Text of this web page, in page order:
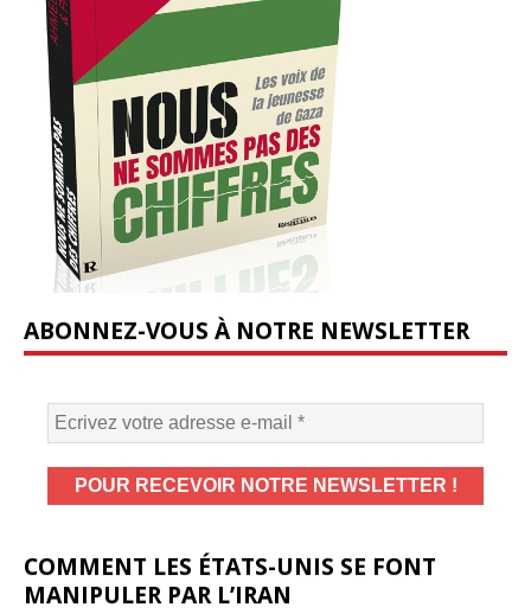
ABONNEZ-VOUS À NOTRE NEWSLETTER
COMMENT LES ÉTATS-UNIS SE FONT
MANIPULER PAR L’IRAN